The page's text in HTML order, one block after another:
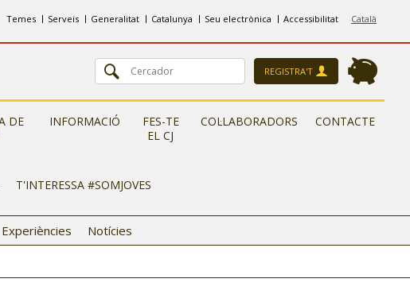
Català
Temes Serveis Generalitat Catalunya Seu electrònica Accessibilitat
REGISTRA'T
DE
INFORMACIÓ
FES-TE
EL CJ
COL·LABORADORS CONTACTE
T'INTERESSA #SOMJOVES
Experiències Notícies